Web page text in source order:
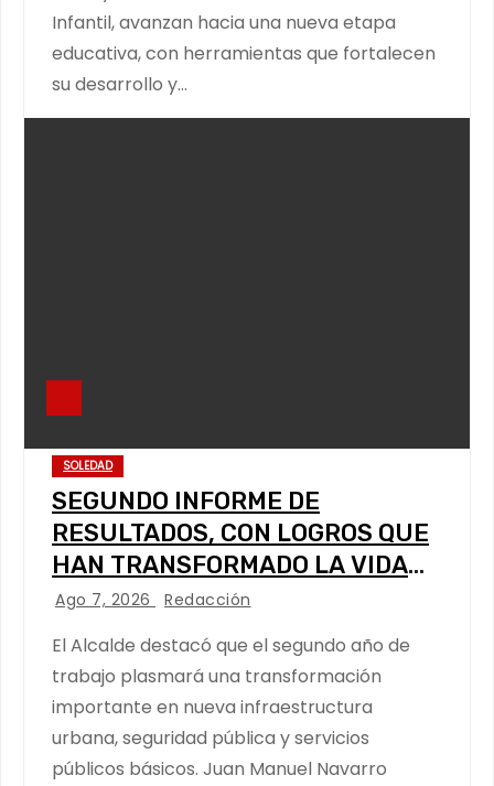
Infantil, avanzan hacia una nueva etapa
educativa, con herramientas que fortalecen
su desarrollo y…
SOLEDAD
SEGUNDO INFORME DE
RESULTADOS, CON LOGROS QUE
HAN TRANSFORMADO LA VIDA
DE LOS SOLEDENSES: JUAN
Ago 7, 2026 Redacción
El Alcalde destacó que el segundo año de
trabajo plasmará una transformación
importante en nueva infraestructura
urbana, seguridad pública y servicios
públicos básicos. Juan Manuel Navarro